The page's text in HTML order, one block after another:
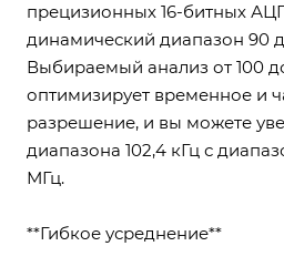
прецизионных 16-битных
динамический диапазон 90
Выбираемый анализ от 100
оптимизирует временное и
разрешение, и вы можете
диапазона 102,4 кГц с
МГц.
**Гибкое усреднение**